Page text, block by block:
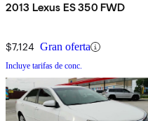
2013 Lexus ES 350 FWD
$7,124 Gran oferta
Incluye tarifas de conc.